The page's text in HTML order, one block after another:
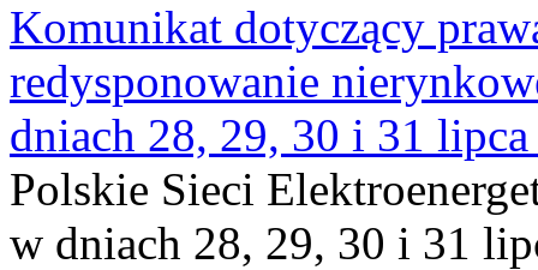
Komunikat dotyczący
redysponowanie
dniach 28, 29, 30 i 31
Polskie Sieci
w dniach 28, 29, 30 i 31